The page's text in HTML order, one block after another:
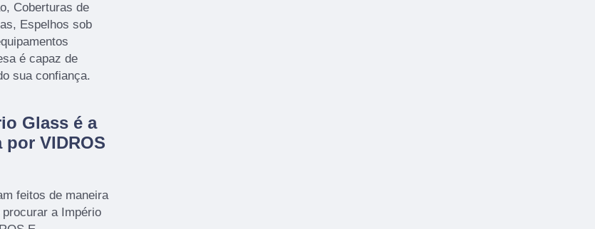
Coberturas de
Espelhos sob
é capaz de
sua confiança.
Glass é a
VIDROS
feitos de maneira
a Império